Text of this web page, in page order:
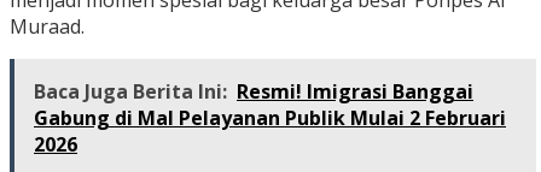
Muraad.
Baca Juga Berita Ini: Resmi! Imigrasi Banggai
Gabung di Mal Pelayanan Publik Mulai 2 Februari
2026